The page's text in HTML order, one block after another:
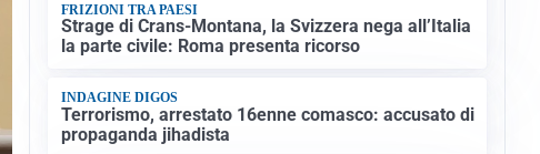
FRIZIONI TRA PAESI
Strage di Crans-Montana, la Svizzera nega all’Italia
la parte civile: Roma presenta ricorso
INDAGINE DIGOS
Terrorismo, arrestato 16enne comasco: accusato di
propaganda jihadista